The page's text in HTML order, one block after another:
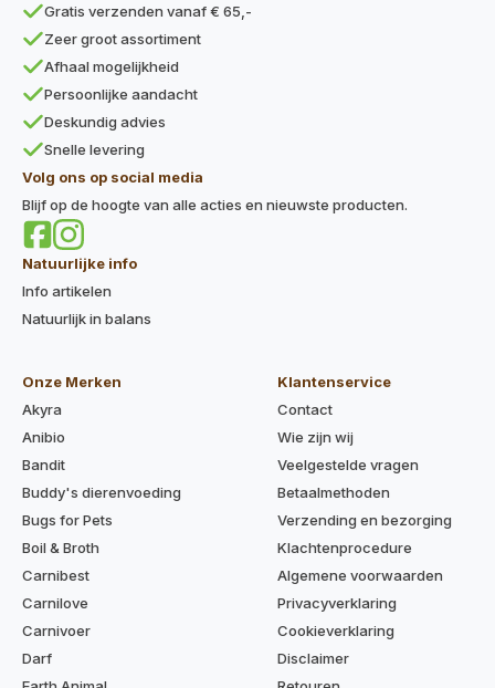
Gratis verzenden vanaf € 65,-
Zeer groot assortiment
Afhaal mogelijkheid
Persoonlijke aandacht
Deskundig advies
Snelle levering
Volg ons op social media
Blijf op de hoogte van alle acties en nieuwste producten.
Natuurlijke info
Info artikelen
Natuurlijk in balans
Onze Merken
Akyra
Anibio
Bandit
Buddy's dierenvoeding
Bugs for Pets
Boil & Broth
Carnibest
Carnilove
Carnivoer
Darf
Klantenservice
Contact
Wie zijn wij
Veelgestelde vragen
Betaalmethoden
Verzending en bezorging
Klachtenprocedure
Algemene voorwaarden
Privacyverklaring
Cookieverklaring
Disclaimer